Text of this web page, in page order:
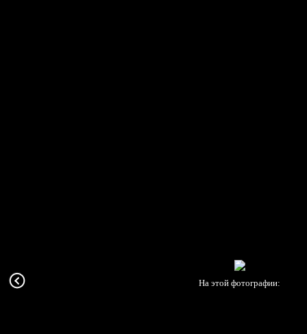
На этой фотографии: